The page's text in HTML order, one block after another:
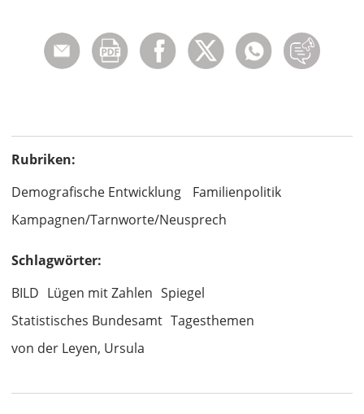
Rubriken:
Demografische Entwicklung
Familienpolitik
Kampagnen/Tarnworte/Neusprech
Schlagwörter:
BILD Lügen mit Zahlen Spiegel
Statistisches Bundesamt Tagesthemen
von der Leyen, Ursula